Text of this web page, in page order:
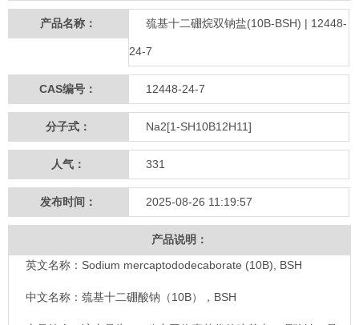
产品名称： 巯基十二硼烷双钠盐(10B-BSH) | 12448-
24-7
CAS编号： 12448-24-7
分子式： Na2[1-SH10B12H11]
人气： 331
发布时间： 2025-08-26 11:19:57
产品说明：
英文名称：Sodium mercaptododecaborate (10B), BSH
中文名称：巯基十二硼酸钠（10B），BSH